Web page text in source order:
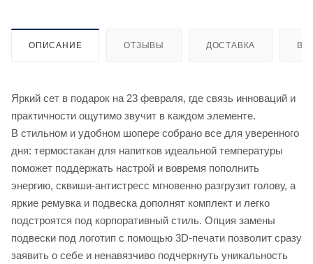
ОПИСАНИЕ ОТЗЫВЫ ДОСТАВКА
Яркий сет в подарок на 23 февраля, где связь инноваций и
практичности ощутимо звучит в каждом элементе.
В стильном и удобном шопере собрано все для уверенного
дня: термостакан для напитков идеальной температуры
поможет поддержать настрой и вовремя пополнить
энергию, сквиши-антистресс мгновенно разгрузит голову, а
яркие ремувка и подвеска дополнят комплект и легко
подстроятся под корпоративный стиль. Опция замены
подвески под логотип с помощью 3D-печати позволит сразу
заявить о себе и ненавязчиво подчеркнуть уникальность